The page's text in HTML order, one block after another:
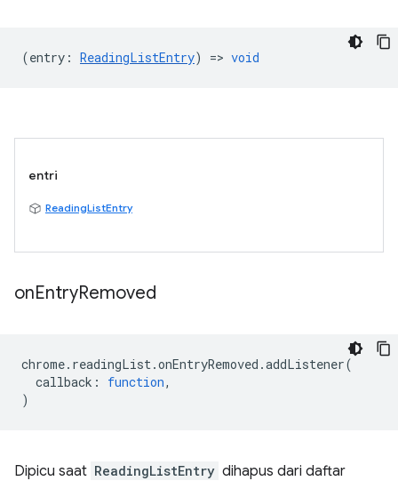
(entry : ReadingListEntry) => void
entri
ReadingListEntry
onEntryRemoved
chrome. readingList .onEntryRemoved .addListener(
callback : function,
)
Dipicu saat ReadingListEntry dihapus dari daftar